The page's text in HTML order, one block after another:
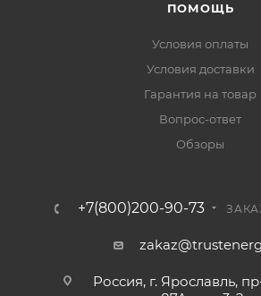
ПОМОЩЬ
Условия оплаты
Условия доставки
Гарантия на товар
Вопрос-ответ
Обзоры
+7(800)200-90-73
Россия, г. Ярославль,